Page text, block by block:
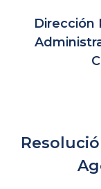
Dirección